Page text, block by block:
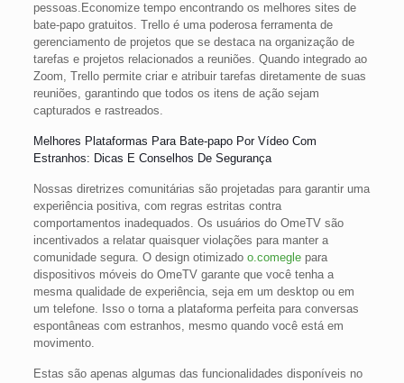
pessoas.Economize tempo encontrando os melhores sites de
bate-papo gratuitos. Trello é uma poderosa ferramenta de
gerenciamento de projetos que se destaca na organização de
tarefas e projetos relacionados a reuniões. Quando integrado ao
Zoom, Trello permite criar e atribuir tarefas diretamente de suas
reuniões, garantindo que todos os itens de ação sejam
capturados e rastreados.
Melhores Plataformas Para Bate-papo Por Vídeo Com
Estranhos: Dicas E Conselhos De Segurança
Nossas diretrizes comunitárias são projetadas para garantir uma
experiência positiva, com regras estritas contra
comportamentos inadequados. Os usuários do OmeTV são
incentivados a relatar quaisquer violações para manter a
comunidade segura. O design otimizado o.comeglepara
dispositivos móveis do OmeTV garante que você tenha a
mesma qualidade de experiência, seja em um desktop ou em
um telefone. Isso o torna a plataforma perfeita para conversas
espontâneas com estranhos, mesmo quando você está em
movimento.
Estas são apenas algumas das funcionalidades disponíveis no